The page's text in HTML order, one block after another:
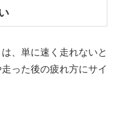
、単に速く走れないと
った後の疲れ方にサイ